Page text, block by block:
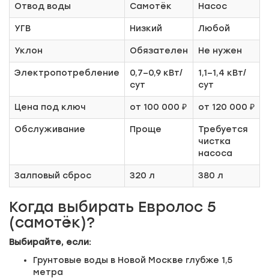
Отвод воды Самотёк Насос
УГВ Низкий Любой
Уклон Обязателен Не нужен
Электропотребление
0,7–0,9 кВт/
сут
1,1–1,4 кВт/
сут
Цена под ключ от 100 000 ₽ от 120 000 ₽
Обслуживание Проще
Требуется
чистка
насоса
Залповый сброс 320 л 380 л
Когда выбирать Евролос 5
(самотёк)?
Выбирайте, если:
Грунтовые воды в Новой Москве глубже 1,5
метра